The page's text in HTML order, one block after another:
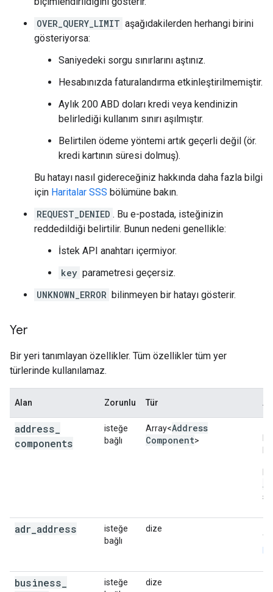
OVER_QUERY_LIMIT aşağıdakilerden herhangi birini
gösteriyorsa:
Saniyedeki sorgu sınırlarını aştınız.
Hesabınızda faturalandırma etkinleştirilmemiştir.
Aylık 200 ABD doları kredi veya kendinizin
belirlediği kullanım sınırı aşılmıştır.
Belirtilen ödeme yöntemi artık geçerli değil (ör.
kredi kartının süresi dolmuş).
Bu hatayı nasıl gidereceğiniz hakkında daha fazla bilgi
için Haritalar SSS bölümüne bakın.
REQUEST_DENIED . Bu e-postada, isteğinizin
reddedildiği belirtilir. Bunun nedeni genellikle:
İstek API anahtarı içermiyor.
key parametresi geçersiz.
UNKNOWN_ERROR bilinmeyen bir hatayı gösterir.
Yer
Bir yeri tanımlayan özellikler. Tüm özellikler tüm yer
türlerinde kullanılamaz.
Alan Zorunlu Tür
address
components
isteğe
bağlı
Array<Address
Component>
adr address
isteğe
bağlı
dize
business
isteğe
dize